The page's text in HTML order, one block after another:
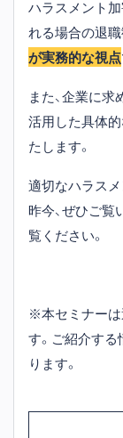
ハラスメント
れる場合の退
が実務的な視点
また、企業に
活用した具体
たします。
適切なハラス
昨今、ぜひご
覧ください。
※本セミナー
す。ご紹介する
ります。